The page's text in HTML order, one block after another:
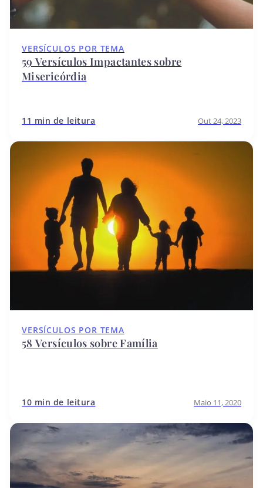
VERSÍCULOS POR TEMA
59 Versículos Impactantes sobre
Misericórdia
11 min de leitura Out 24, 2023
VERSÍCULOS POR TEMA
58 Versículos sobre Família
10 min de leitura Maio 11, 2020